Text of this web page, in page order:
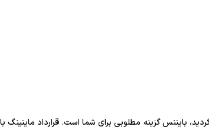
بایننس گزینه مطلوبی برای شما است. قرارداد ماینینگ